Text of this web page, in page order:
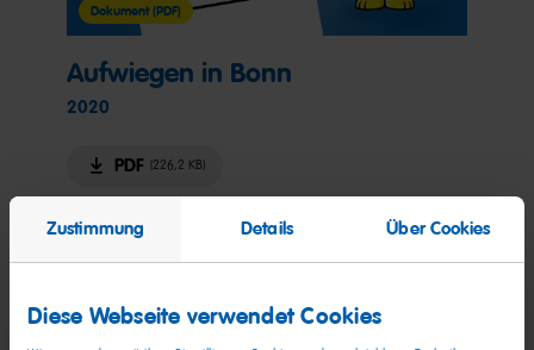
Zustimmung Details Über Cookies
Diese Webseite verwendet Cookies
Aufwiegen in Bonn
2020
PDF (226,2 KB)
Dokument (PDF)